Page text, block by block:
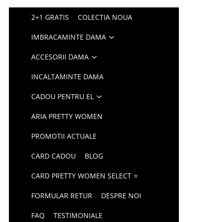
2+1 GRATIS COLECTIA NOUA
IMBRACAMINTE DAMA
ACCESORII DAMA
INCALTAMINTE DAMA
CADOU PENTRU EL
ARIA PRETTY WOMEN
PROMOTII ACTUALE
CARD CADOU BLOG
CARD PRETTY WOMEN SELECT ⭐
FORMULAR RETUR DESPRE NOI
FAQ TESTIMONIALE